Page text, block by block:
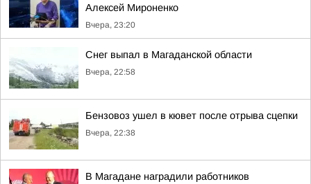
Алексей Мироненко
Вчера, 23:20
Снег выпал в Магаданской области
Вчера, 22:58
Бензовоз ушел в кювет после отрыва сцепки
Вчера, 22:38
В Магадане наградили работников